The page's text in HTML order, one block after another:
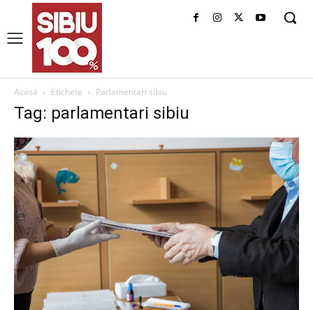
Acasă Etichete Parlamentari sibiu
Tag: parlamentari sibiu